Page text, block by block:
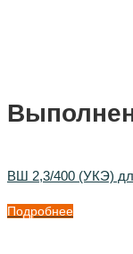
ВШ 2,3/400 (УКЭ)
Подробнее